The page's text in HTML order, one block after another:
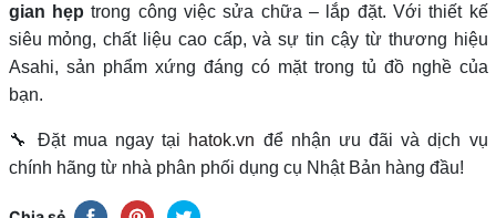
gian hẹp trong công việc sửa chữa – lắp đặt. Với thiết kế
siêu mỏng, chất liệu cao cấp, và sự tin cậy từ thương hiệu
Asahi, sản phẩm xứng đáng có mặt trong tủ đồ nghề của
bạn.
🔧 Đặt mua ngay tại hatok.vn để nhận ưu đãi và dịch vụ
chính hãng từ nhà phân phối dụng cụ Nhật Bản hàng đầu!